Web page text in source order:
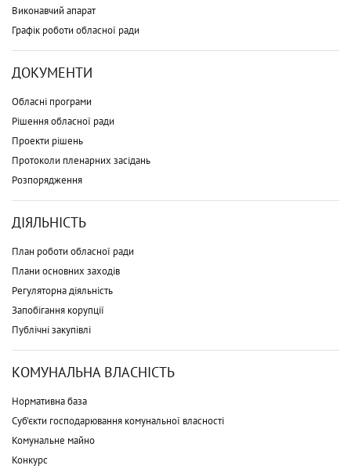
Виконавчий апарат
Графік роботи обласної ради
ДОКУМЕНТИ
Обласні програми
Рішення обласної ради
Проекти рішень
Протоколи пленарних засідань
Розпорядження
ДІЯЛЬНІСТЬ
План роботи обласної ради
Плани основних заходів
Регуляторна діяльність
Запобігання корупції
Публічні закупівлі
КОМУНАЛЬНА ВЛАСНІСТЬ
Нормативна база
Суб'єкти господарювання комунальної власності
Комунальне майно
Конкурс